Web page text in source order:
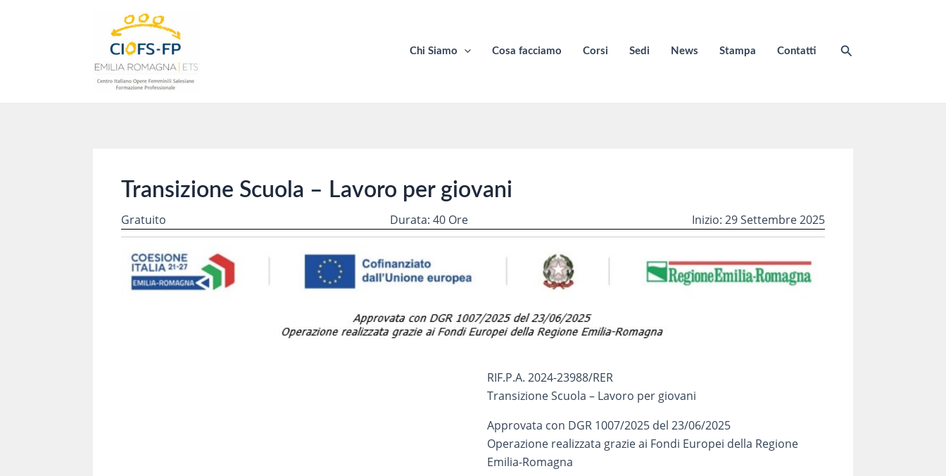
Chi Siamo Cosa facciamo Corsi Sedi News Stampa Contatti Cerca
Transizione Scuola – Lavoro per giovani
Gratuito Durata: 40 Ore Inizio: 29 Settembre 2025
RIF.P.A. 2024-23988/RER
Transizione Scuola – Lavoro per giovani
Approvata con DGR 1007/2025 del 23/06/2025
Operazione realizzata grazie ai Fondi Europei della Regione
Emilia-Romagna